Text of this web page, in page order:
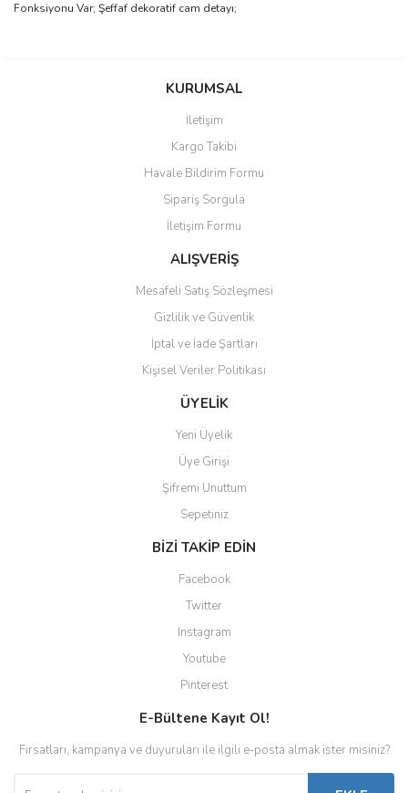
Fonksiyonu Var; Şeffaf dekoratif cam detayı;
Bu ürüne ilk yorumu siz yapın!
Ürün resmi kalitesiz, bozuk veya görüntülenemiyor.
Ürün açıklamasında eksik bilgiler bulunuyor.
Ürün bilgilerinde hatalar bulunuyor.
Ürün fiyatı diğer sitelerden daha pahalı.
Bu ürüne benzer farklı alternatifler olmalı.
Gönder
KURUMSAL
İletişim
Kargo Takibi
Havale Bildirim Formu
Sipariş Sorgula
İletişim Formu
ALIŞVERİŞ
Mesafeli Satış Sözleşmesi
Gizlilik ve Güvenlik
İptal ve İade Şartları
Kişisel Veriler Politikası
ÜYELİK
Yeni Üyelik
Üye Girişi
Şifremi Unuttum
Sepetiniz
BİZİ TAKİP EDİN
Facebook
Twitter
Instagram
Youtube
Pinterest
E-Bültene Kayıt Ol!
Fırsatları, kampanya ve duyuruları ile ilgili e-posta almak ister misiniz?